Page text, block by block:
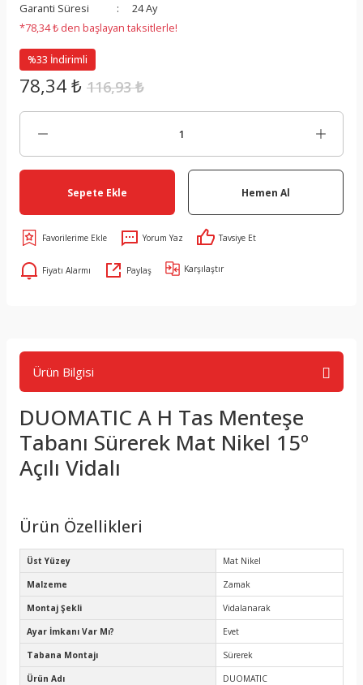
Garanti Süresi
24 Ay
*78,34 ₺ den başlayan taksitlerle!
%33 İndirimli
78,34 ₺ 116,93 ₺
Sepete Ekle Hemen Al
Yorum Yaz Tavsiye Et
Fiyatı Alarmı Paylaş Karşılaştır
Ürün Bilgisi
DUOMATIC A H Tas Menteşe
Tabanı Sürerek Mat Nikel 15º
Açılı Vidalı
Ürün Özellikleri
Üst Yüzey Mat Nikel
Malzeme Zamak
Montaj Şekli Vidalanarak
Ayar İmkanı Var Mı? Evet
Tabana Montajı Sürerek
Ürün Adı DUOMATIC